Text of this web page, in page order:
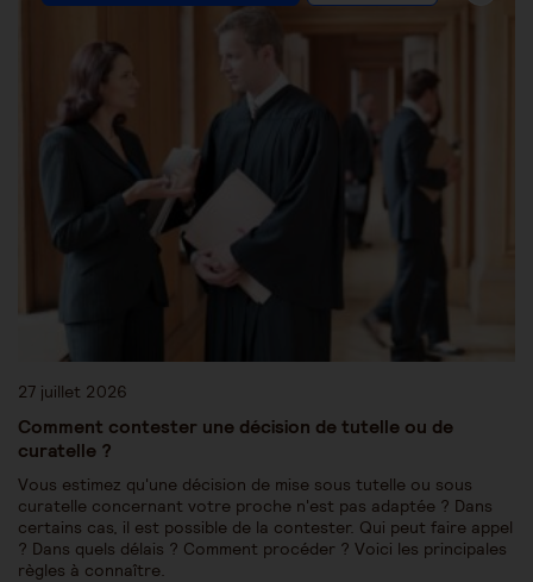
27 juillet 2026
Comment contester une décision de tutelle ou de
curatelle ?
Vous estimez qu'une décision de mise sous tutelle ou sous
curatelle concernant votre proche n'est pas adaptée ? Dans
certains cas, il est possible de la contester. Qui peut faire appel
? Dans quels délais ? Comment procéder ? Voici les principales
règles à connaître.